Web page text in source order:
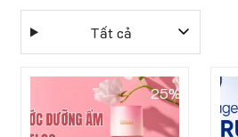
25%
Tất cả